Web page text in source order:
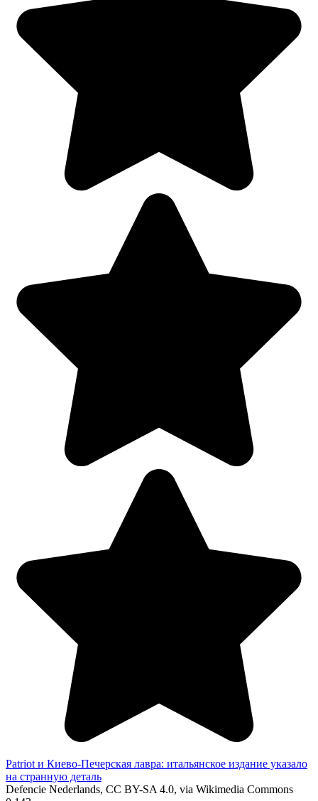
Patriot и Киево-Печерская лавра: итальянское издание указало
на странную деталь
Defencie Nederlands, CC BY-SA 4.0, via Wikimedia Commons